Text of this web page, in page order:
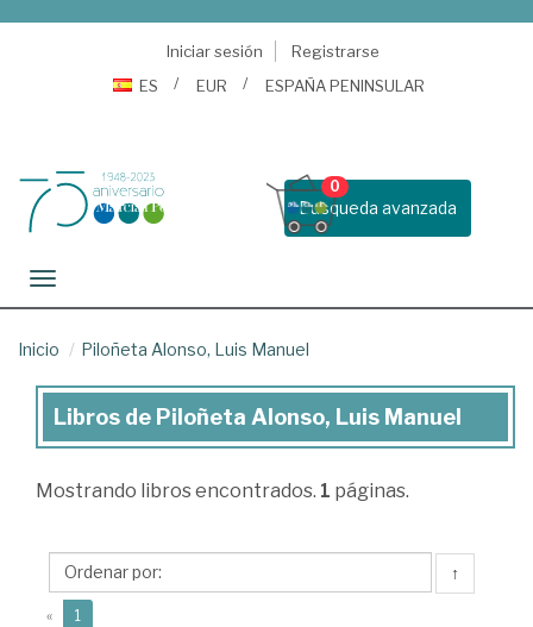
Iniciar sesión
Registrarse
ES
EUR ESPAÑA PENINSULAR
Busqueda avanzada
0
Toggle navigation
Inicio Piloñeta Alonso, Luis Manuel
Libros
Piloñeta
Luis
Manuel
Libros de Piloñeta Alonso, Luis Manuel
Mostrando libros encontrados. 1 páginas.
↑
« 1